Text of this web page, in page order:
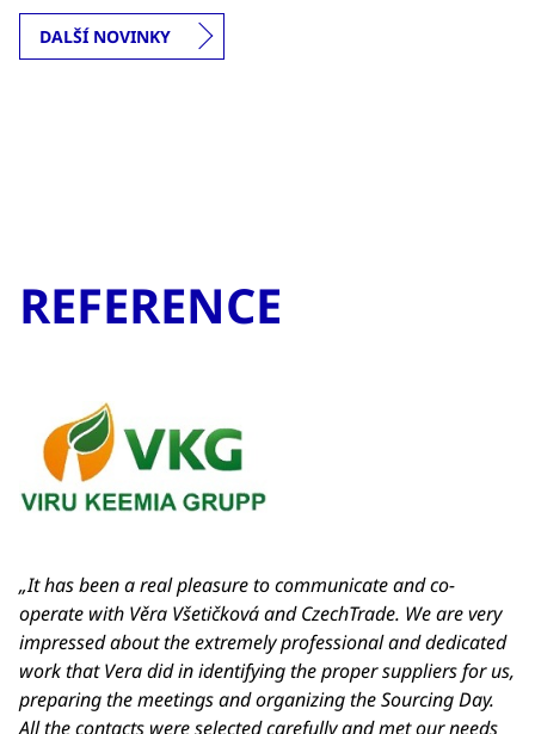
DALŠÍ NOVINKY
REFERENCE
„It has been a real pleasure to communicate and co-
operate with Věra Všetičková and CzechTrade. We are very
impressed about the extremely professional and dedicated
work that Vera did in identifying the proper suppliers for us,
preparing the meetings and organizing the Sourcing Day.
All the contacts were selected carefully and met our needs